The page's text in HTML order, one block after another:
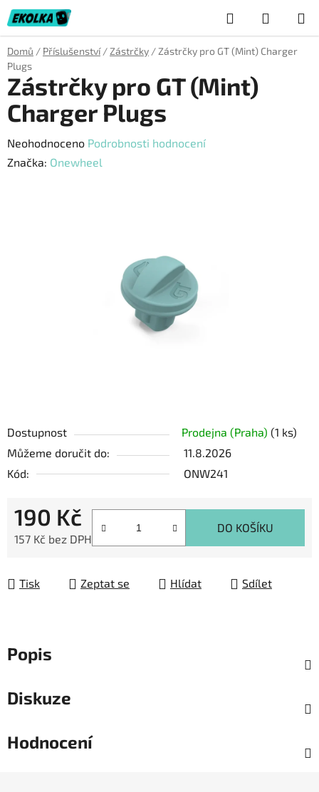
Přejít
na
obsah
Hledat
KOŠÍK
Domů / Příslušenství / Zástrčky / Zástrčky pro GT (Mint) Charger
Plugs
Dostupnost Prodejna (Praha) (1 ks)
Můžeme doručit do:
11.8.2026
Kód:
ONW241
190 Kč
157 Kč bez DPH
DO KOŠÍKU
Tisk Zeptat se Hlídat Sdílet
Zástrčky pro GT (Mint)
Charger Plugs
Průměrné
hodnocení
Neohodnoceno Podrobnosti hodnocení
Značka: Onewheel
Popis
Diskuze
Hodnocení